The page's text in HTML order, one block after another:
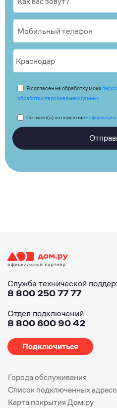
Я согласен на обработку моих
обработки персональных данных
Согласен(а) на получение
Служба технической
8 800 250 77 77
Отдел подключений
8 800 600 90 42
Подключиться
Города обслуживания
Список подключенных
Карта покрытия Дом.ру